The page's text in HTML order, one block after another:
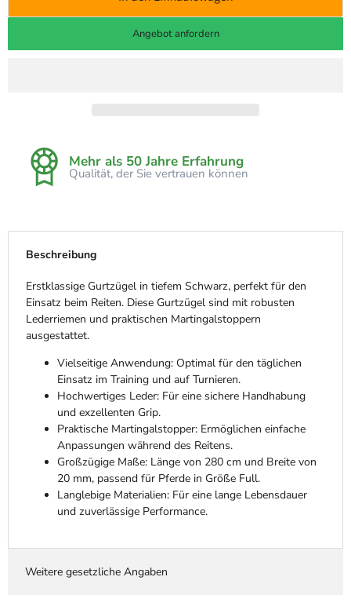
Angebot anfordern
Mehr als 50 Jahre Erfahrung
Qualität, der Sie vertrauen können
Beschreibung
Erstklassige Gurtzügel in tiefem Schwarz, perfekt für den
Einsatz beim Reiten. Diese Gurtzügel sind mit robusten
Lederriemen und praktischen Martingalstoppern
ausgestattet.
Vielseitige Anwendung: Optimal für den täglichen
Einsatz im Training und auf Turnieren.
Hochwertiges Leder: Für eine sichere Handhabung
und exzellenten Grip.
Praktische Martingalstopper: Ermöglichen einfache
Anpassungen während des Reitens.
Großzügige Maße: Länge von 280 cm und Breite von
20 mm, passend für Pferde in Größe Full.
Langlebige Materialien: Für eine lange Lebensdauer
und zuverlässige Performance.
Weitere gesetzliche Angaben